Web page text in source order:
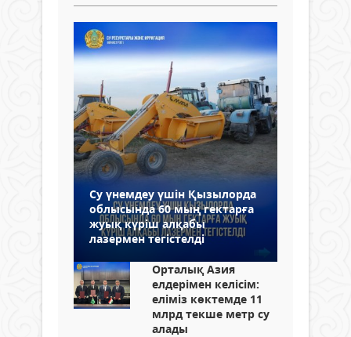
Су үнемдеу үшін Қызылорда
облысында 60 мың гектарға
жуық күріш алқабы
лазермен тегістелді
Орталық Азия
елдерімен келісім:
еліміз көктемде 11
млрд текше метр су
алады